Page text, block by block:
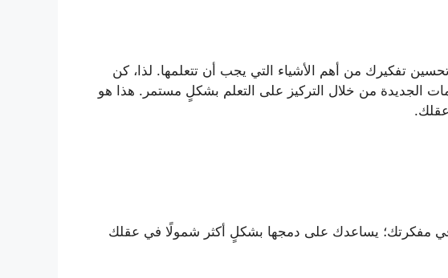
تفكيرك من أهم الأشياء التي يجب أن تتعلمها. لذا، كن
الجديدة من خلال التركيز على التعلم بشكلٍ مستمر. هذا هو
في مفكرتك؛ يساعدك على دمجها بشكلٍ أكثر شمولًا في عقلك